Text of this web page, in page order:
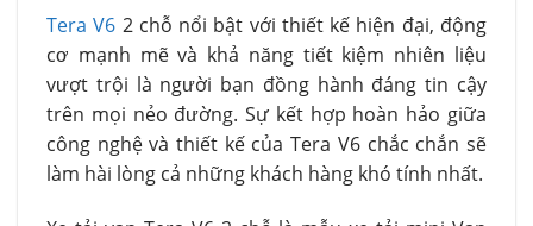
Tera V6 2 chỗ nổi bật với thiết kế hiện đại, động
cơ mạnh mẽ và khả năng tiết kiệm nhiên liệu
vượt trội là người bạn đồng hành đáng tin cậy
trên mọi nẻo đường. Sự kết hợp hoàn hảo giữa
công nghệ và thiết kế của Tera V6 chắc chắn sẽ
làm hài lòng cả những khách hàng khó tính nhất.